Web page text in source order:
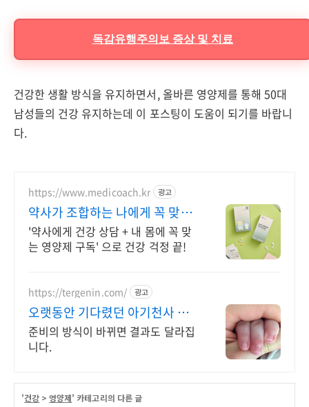
독감유행주의보 증상 및 치료
건강한 생활 방식을 유지하면서, 올바른 영양제를 통해 50대
남성들의 건강 유지하는데 이 포스팅이 도움이 되기를 바랍니
다.
https://www.medicoach.kr 광고
약사가 조합하는 나에게 꼭 맞는
맞춤형 영양제.
'약사에게 건강 상담 + 내 몸에 꼭 맞
는 영양제 구독' 으로 건강 걱정 끝!
https://tergenin.com/ 광고
오랫동안 기다렸던 아기천사 간
절함을위한가장과학적인한알
준비의 방식이 바뀌면 결과도 달라집
니다.
'건강 >영양제' 카테고리의 다른 글